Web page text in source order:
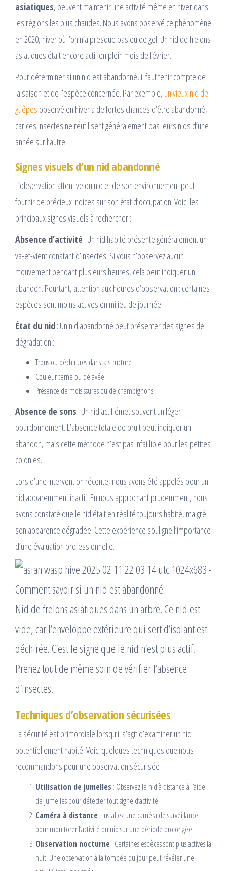
asiatiques, peuvent maintenir une activité même en hiver dans
les régions les plus chaudes. Nous avons observé ce phénomène
en 2020, hiver où l’on n’a presque pas eu de gel. Un nid de frelons
asiatiques était encore actif en plein mois de février.
Pour déterminer si un nid est abandonné, il faut tenir compte de
la saison et de l’espèce concernée. Par exemple, un vieux nid de
guêpes observé en hiver a de fortes chances d’être abandonné,
car ces insectes ne réutilisent généralement pas leurs nids d’une
année sur l’autre.
Signes visuels d’un nid abandonné
L’observation attentive du nid et de son environnement peut
fournir de précieux indices sur son état d’occupation. Voici les
principaux signes visuels à rechercher :
Absence d’activité : Un nid habité présente généralement un
va-et-vient constant d’insectes. Si vous n’observez aucun
mouvement pendant plusieurs heures, cela peut indiquer un
abandon. Pourtant, attention aux heures d’observation : certaines
espèces sont moins actives en milieu de journée.
État du nid: Un nid abandonné peut présenter des signes de
dégradation :
Trous ou déchirures dans la structure
Couleur terne ou délavée
Présence de moisissures ou de champignons
Absence de sons : Un nid actif émet souvent un léger
bourdonnement. L’absence totale de bruit peut indiquer un
abandon, mais cette méthode n’est pas infaillible pour les petites
colonies.
Lors d’une intervention récente, nous avons été appelés pour un
nid apparemment inactif. En nous approchant prudemment, nous
avons constaté que le nid était en réalité toujours habité, malgré
son apparence dégradée. Cette expérience souligne l’importance
d’une évaluation professionnelle.
Nid de frelons asiatiques dans un arbre. Ce nid est
vide, car l’enveloppe extérieure qui sert d’isolant est
déchirée. C’est le signe que le nid n’est plus actif.
Prenez tout de même soin de vérifier l’absence
d’insectes.
Techniques d’observation sécurisées
La sécurité est primordiale lorsqu’il s’agit d’examiner un nid
potentiellement habité. Voici quelques techniques que nous
recommandons pour une observation sécurisée :
Utilisation de jumelles : Observez le nid à distance à l’aide
de jumelles pour détecter tout signe d’activité.
Caméra à distance : Installez une caméra de surveillance
pour monitorer l’activité du nid sur une période prolongée.
Observation nocturne : Certaines espèces sont plus actives la
nuit. Une observation à la tombée du jour peut révéler une